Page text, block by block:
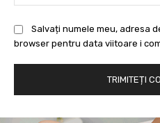
Salvați numele meu, adresa
browser pentru data viitoare i